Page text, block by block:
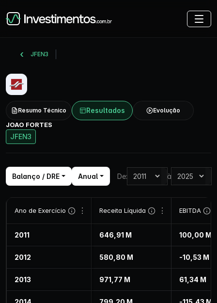
JFEN3
Resumo Técnico Resultados Evolução
JOAO FORTES
JFEN3
Balanço / DRE Anual De: à
Ano de Exercício ⋮ Receita Líquida ⋮ EBITDA
2011 646,91 M 100,00 M
2012 580,80 M -10,53 M
2013 971,77 M 61,34 M